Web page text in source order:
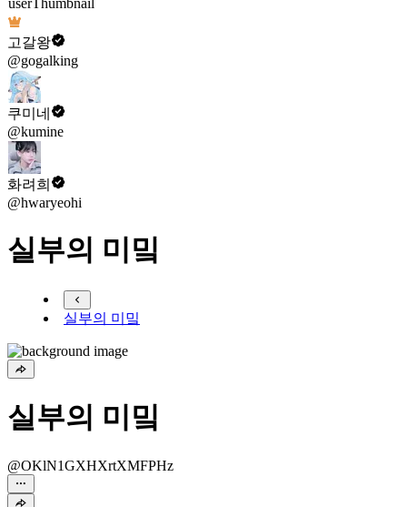
고갈왕
@gogalking
쿠미네
@kumine
화려희
@hwaryeohi
실부의 미밐
실부의 미밐
실부의 미밐
@OKlN1GXHXrtXMFPHz